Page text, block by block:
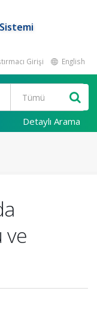
Girişi English
Detaylı Arama
ve